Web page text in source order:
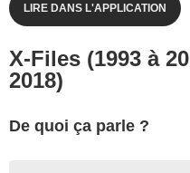
LIRE DANS L'APPLICATION
X-Files (1993 à
2018)
De quoi ça parle ?